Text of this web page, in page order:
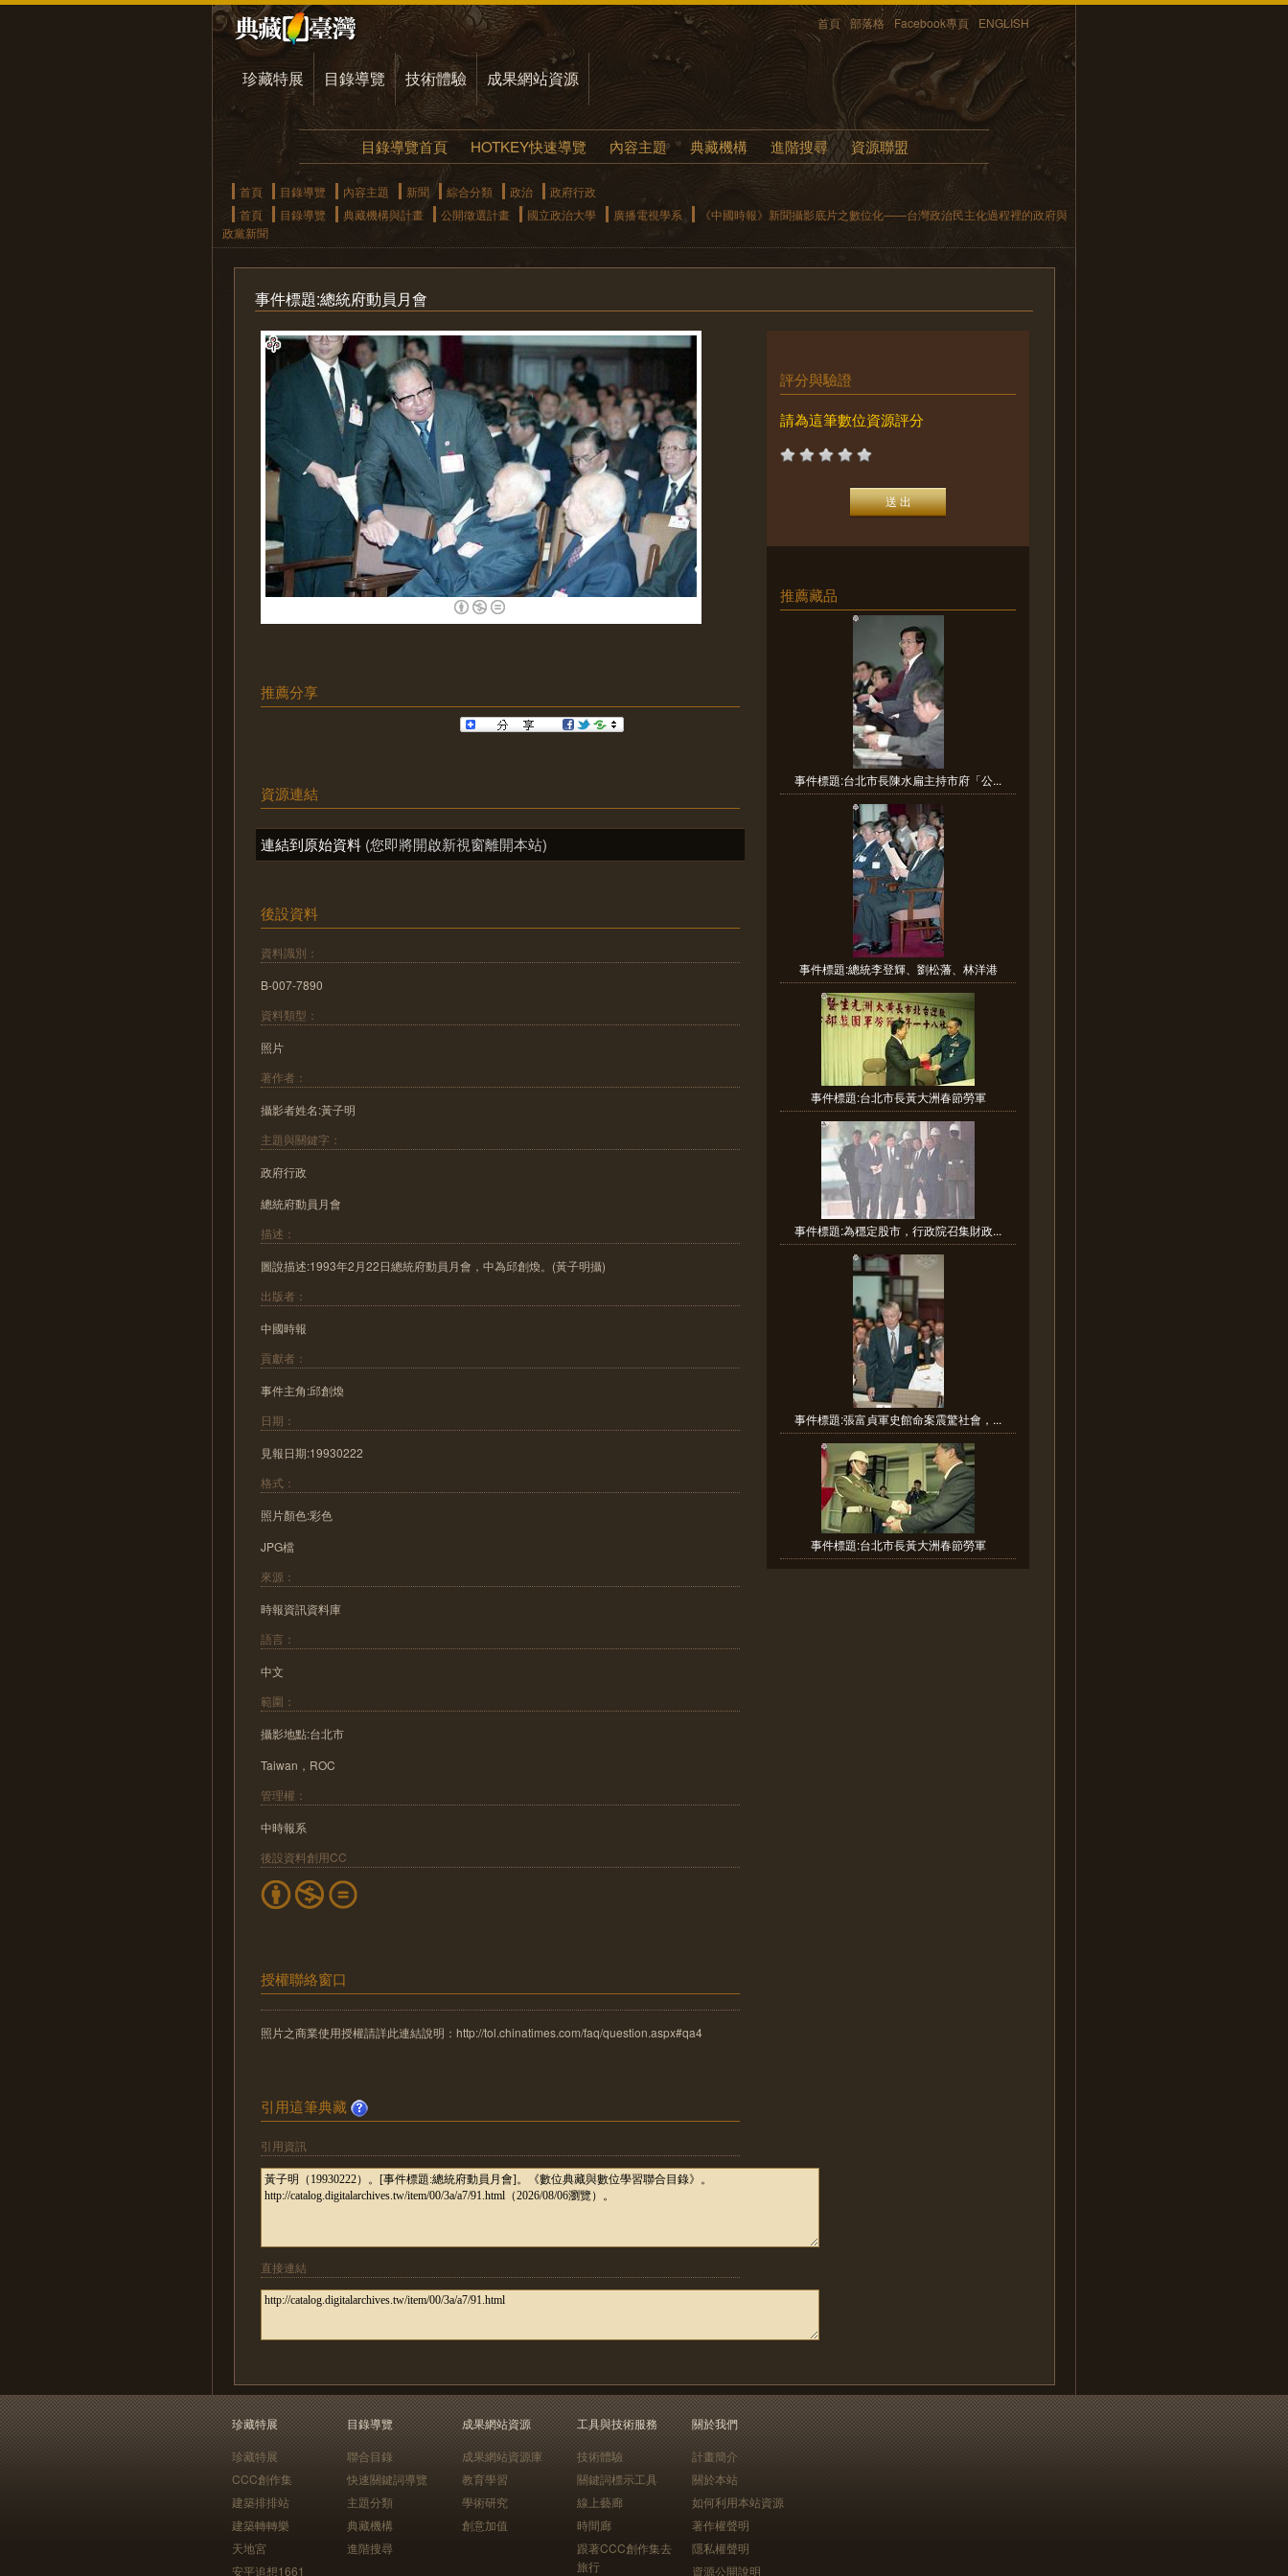
首頁 部落格 Facebook專頁 ENGLISH
珍藏特展 目錄導覽 技術體驗 成果網站資源
目錄導覽首頁 HOTKEY快速導覽 內容主題 典藏機構 進階搜尋 資源聯盟
首頁 目錄導覽 內容主題 新聞 綜合分類 政治
政府行政
首頁
目錄導覽 典藏機構與計畫 公開徵選計畫 國立政治大學 廣播電視學系
《中國時報》新聞攝影底片之數位化——台灣政治民主化過程裡的政府與
政黨新聞
事件標題:總統府動員月會
推薦分享
資源連結
連結到原始資料 (您即將開啟新視窗離開本站)
後設資料
資料識別：
B-007-7890
資料類型：
照片
著作者：
攝影者姓名:黃子明
主題與關鍵字：
政府行政
總統府動員月會
描述：
圖說描述:1993年2月22日總統府動員月會，中為邱創煥。(黃子明攝)
出版者：
中國時報
貢獻者：
事件主角:邱創煥
日期：
見報日期:19930222
格式：
照片顏色:彩色
JPG檔
來源：
時報資訊資料庫
語言：
中文
範圍：
攝影地點:台北市
Taiwan，ROC
管理權：
中時報系
後設資料創用CC
授權聯絡窗口
照片之商業使用授權請詳此連結說明：http://tol.chinatimes.com/faq/question.aspx#qa4
引用這筆典藏
引用資訊
直接連結
評分與驗證
請為這筆數位資源評分
推薦藏品
事件標題:台北市長陳水扁主持市府「公...
事件標題:總統李登輝、劉松藩、林洋港
事件標題:台北市長黃大洲春節勞軍
事件標題:為穩定股市，行政院召集財政...
事件標題:張富貞軍史館命案震驚社會，...
事件標題:台北市長黃大洲春節勞軍
珍藏特展
珍藏特展
CCC創作集
建築排排站
建築轉轉樂
天地宮
安平追想1661
目錄導覽
聯合目錄
快速關鍵詞導覽
主題分類
典藏機構
進階搜尋
成果網站資源
成果網站資源庫
教育學習
學術研究
創意加值
工具與技術服務
技術體驗
關鍵詞標示工具
線上藝廊
時間廊
跟著CCC創作集去
旅行
關於我們
計畫簡介
關於本站
如何利用本站資源
著作權聲明
隱私權聲明
資源公開說明